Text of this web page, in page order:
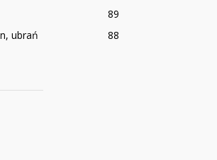
89
ubrań
88